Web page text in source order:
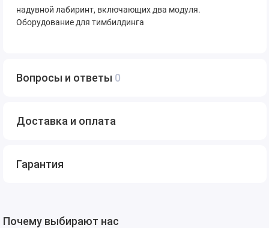
надувной лабиринт, включающих два модуля.
Оборудование для тимбилдинга
Вопросы и ответы 0
Доставка и оплата
Гарантия
Почему выбирают нас